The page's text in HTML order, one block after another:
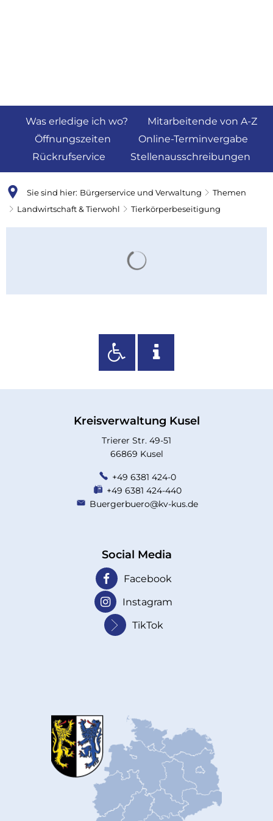
Was erledige ich wo?
Mitarbeitende von A-Z
Öffnungszeiten
Online-Terminvergabe
Rückrufservice
Stellenausschreibungen
Sie sind hier: Bürgerservice und Verwaltung
Themen
Landwirtschaft & Tierwohl
Tierkörperbeseitigung
Kreisverwaltung Kusel
Trierer Str. 49-51
66869 Kusel
+49 6381 424-0
+49 6381 424-440
Buergerbuero@kv-kus.de
Social Media
Facebook
Instagram
TikTok